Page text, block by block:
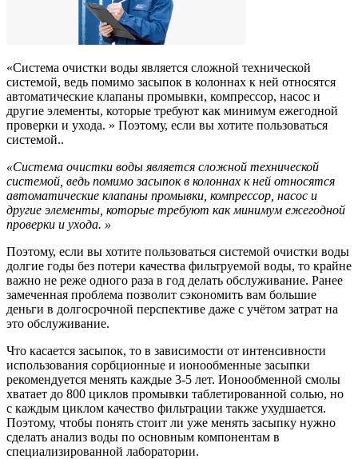
«Система очистки воды является сложной технической
системой, ведь помимо засыпок в колоннах к ней относятся
автоматические клапаны промывки, компрессор, насос и
другие элементы, которые требуют как минимум ежегодной
проверки и ухода. » Поэтому, если вы хотите пользоваться
системой..
«Система очистки воды является сложной технической
системой, ведь помимо засыпок в колоннах к ней относятся
автоматические клапаны промывки, компрессор, насос и
другие элементы, которые требуют как минимум ежегодной
проверки и ухода. »
Поэтому, если вы хотите пользоваться системой очистки воды
долгие годы без потери качества фильтруемой воды, то крайне
важно не реже одного раза в год делать обслуживание. Ранее
замеченная проблема позволит сэкономить вам большие
деньги в долгосрочной перспективе даже с учётом затрат на
это обслуживание.
Что касается засыпок, то в зависимости от интенсивности
использования сорбционные и ионообменные засыпки
рекомендуется менять каждые 3-5 лет. Ионообменной смолы
хватает до 800 циклов промывки таблетированной солью, но
с каждым циклом качество фильтрации также ухудшается.
Поэтому, чтобы понять стоит ли уже менять засыпку нужно
сделать анализ воды по основным компонентам в
специализированной лаборатории.